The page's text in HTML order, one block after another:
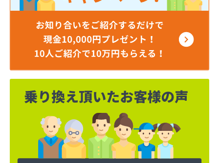
安部燃料店
井手燃料店
井上幸男商店
一丁田プロパン
一二三プロパン商事
一木商店
宇島瓦斯株式会社 宇島営業所
宇島瓦斯株式会社 門司営業所
宇木商店
永島米穀燃料店
延命ガス
奥村商事株式会社